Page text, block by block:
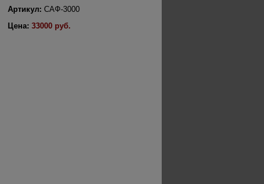
Артикул: САФ-3000
Цена: 33000 руб.